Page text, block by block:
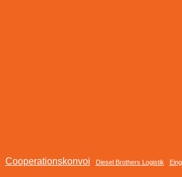
Cooperationskonvoi Diesel Brothers Logistik